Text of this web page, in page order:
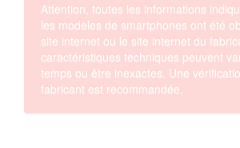
Attention, toutes les informations
les modèles de smartphones ont été
site internet ou le site internet du
caractéristiques techniques peuvent
temps ou être inexactes. Une
fabricant est recommandée.